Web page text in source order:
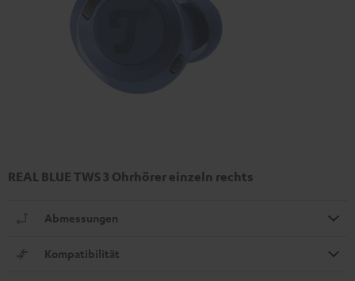
REAL BLUE TWS 3 Ohrhörer einzeln rechts
Abmessungen
Kompatibilität